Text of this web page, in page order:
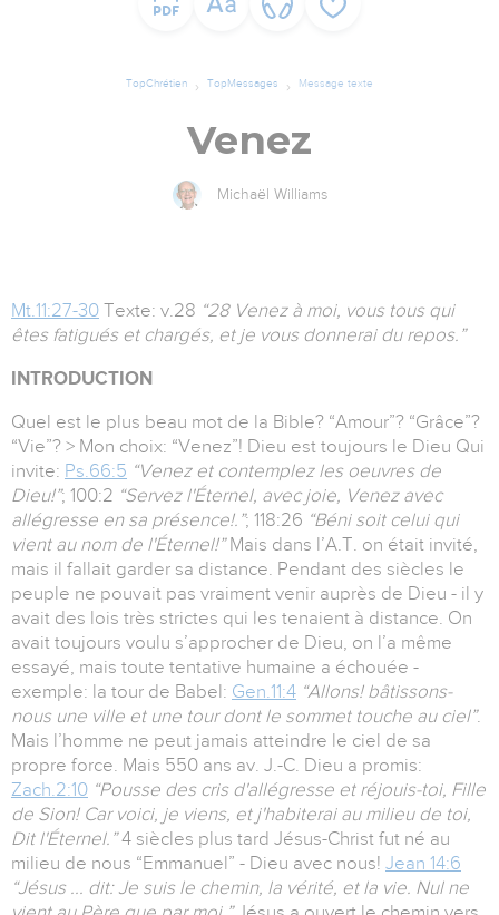
TopChrétien TopMessages Message texte
Venez
Michaël Williams
Mt.11:27-30 Texte: v.28 “28 Venez à moi, vous tous qui
êtes fatigués et chargés, et je vous donnerai du repos.”
INTRODUCTION
Quel est le plus beau mot de la Bible? “Amour”? “Grâce”?
“Vie”? > Mon choix: “Venez”! Dieu est toujours le Dieu Qui
invite: Ps.66:5 “Venez et contemplez les oeuvres de
Dieu!”; 100:2 “Servez l'Éternel, avec joie, Venez avec
allégresse en sa présence!.”; 118:26 “Béni soit celui qui
vient au nom de l'Éternel!”Mais dans l’A.T. on était invité,
mais il fallait garder sa distance. Pendant des siècles le
peuple ne pouvait pas vraiment venir auprès de Dieu - il y
avait des lois très strictes qui les tenaient à distance. On
avait toujours voulu s’approcher de Dieu, on l’a même
essayé, mais toute tentative humaine a échouée -
exemple: la tour de Babel: Gen.11:4 “Allons! bâtissons-
nous une ville et une tour dont le sommet touche au ciel”.
Mais l’homme ne peut jamais atteindre le ciel de sa
propre force. Mais 550 ans av. J.-C. Dieu a promis:
Zach.2:10 “Pousse des cris d'allégresse et réjouis-toi, Fille
de Sion! Car voici, je viens, et j'habiterai au milieu de toi,
Dit l'Éternel.”4 siècles plus tard Jésus-Christ fut né au
milieu de nous “Emmanuel” - Dieu avec nous! Jean 14:6
“Jésus ... dit: Je suis le chemin, la vérité, et la vie. Nul ne